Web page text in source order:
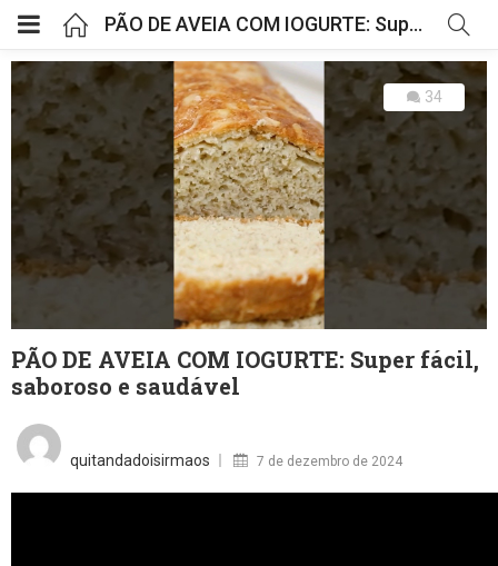
PÃO DE AVEIA COM IOGURTE: Super fácil, saboroso e saudável
34
PÃO DE AVEIA COM IOGURTE: Super fácil,
saboroso e saudável
quitandadoisirmaos 7 de dezembro de 2024